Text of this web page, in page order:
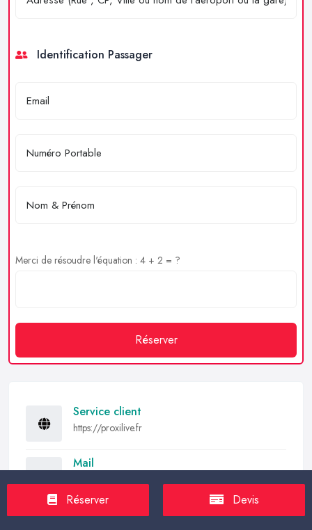
Identification Passager
Merci de résoudre l'équation : 4 + 2 = ?
Réserver
Service client
https://proxilive.fr
Mail
Partager
Réserver Devis